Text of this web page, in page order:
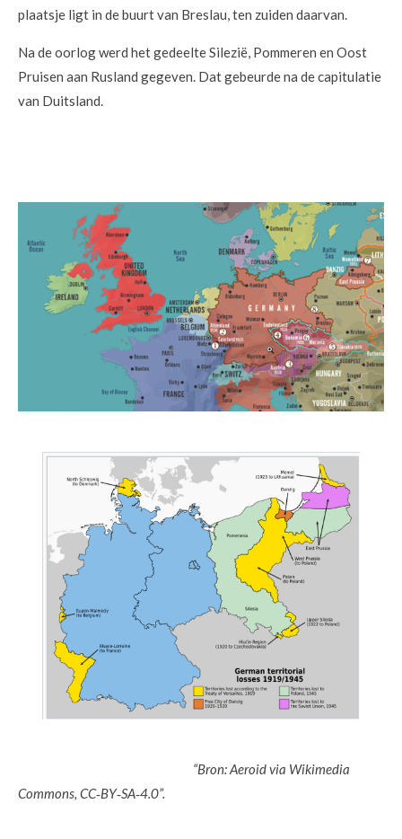
plaatsje ligt in de buurt van Breslau, ten zuiden daarvan.
Na de oorlog werd het gedeelte Silezië, Pommeren en Oost
Pruisen aan Rusland gegeven. Dat gebeurde na de capitulatie
van Duitsland.
“Bron: Aeroid via Wikimedia
Commons, CC‑BY‑SA‑4.0”.